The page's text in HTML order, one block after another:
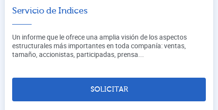
Servicio de Indices
Un informe que le ofrece una amplia visión de los aspectos
estructurales más importantes en toda companía: ventas,
tamaño, accionistas, participadas, prensa...
SOLICITAR